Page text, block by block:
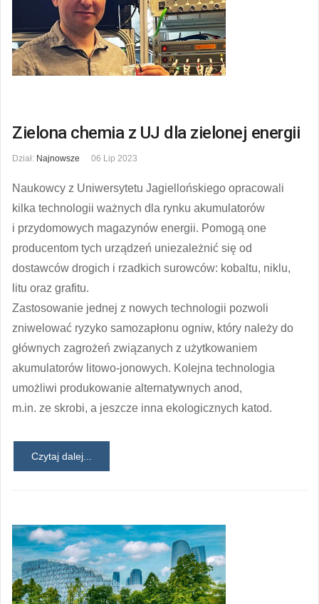
Zielona chemia z UJ dla zielonej energii
Dział: Najnowsze 06 Lip 2023
Naukowcy z Uniwersytetu Jagiellońskiego opracowali
kilka technologii ważnych dla rynku akumulatorów
i przydomowych magazynów energii. Pomogą one
producentom tych urządzeń uniezależnić się od
dostawców drogich i rzadkich surowców: kobaltu, niklu,
litu oraz grafitu.
Zastosowanie jednej z nowych technologii pozwoli
zniwelować ryzyko samozapłonu ogniw, który należy do
głównych zagrożeń związanych z użytkowaniem
akumulatorów litowo-jonowych. Kolejna technologia
umożliwi produkowanie alternatywnych anod,
m.in. ze skrobi, a jeszcze inna ekologicznych katod.
Czytaj dalej...